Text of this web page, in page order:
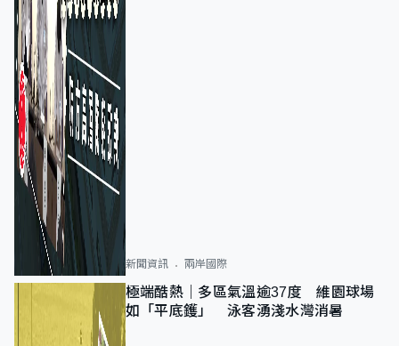
新聞資訊 兩岸國際
極端酷熱｜多區氣溫逾37度 維園球場
如「平底鑊」 泳客湧淺水灣消暑